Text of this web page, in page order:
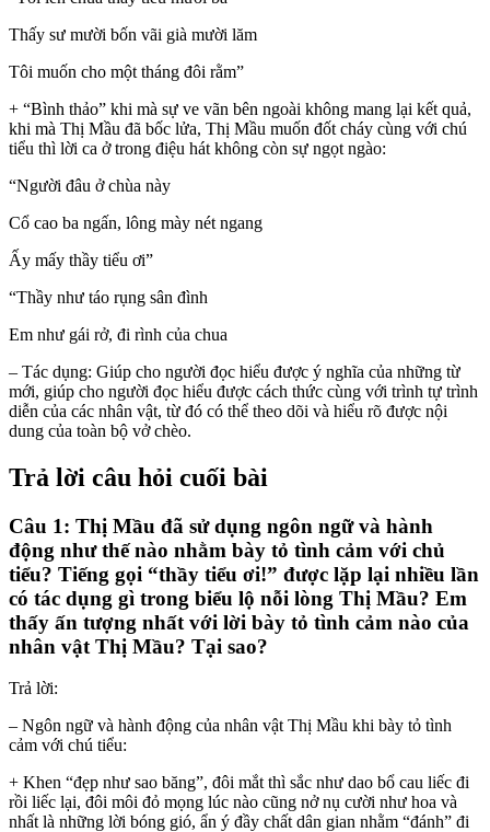
Thấy sư mười bốn vãi già mười lăm
Tôi muốn cho một tháng đôi rằm”
+ “Bình thảo” khi mà sự ve vãn bên ngoài không mang lại kết quả,
khi mà Thị Mầu đã bốc lửa, Thị Mầu muốn đốt cháy cùng với chú
tiểu thì lời ca ở trong điệu hát không còn sự ngọt ngào:
“Người đâu ở chùa này
Cổ cao ba ngấn, lông mày nét ngang
Ấy mấy thầy tiểu ơi”
“Thầy như táo rụng sân đình
Em như gái rở, đi rình của chua
– Tác dụng: Giúp cho người đọc hiểu được ý nghĩa của những từ
mới, giúp cho người đọc hiểu được cách thức cùng với trình tự trình
diễn của các nhân vật, từ đó có thể theo dõi và hiểu rõ được nội
dung của toàn bộ vở chèo.
Trả lời câu hỏi cuối bài
Câu 1: Thị Mầu đã sử dụng ngôn ngữ và hành
động như thế nào nhằm bày tỏ tình cảm với chủ
tiểu? Tiếng gọi “thầy tiểu ơi!” được lặp lại nhiều lần
có tác dụng gì trong biểu lộ nỗi lòng Thị Mầu? Em
thấy ấn tượng nhất với lời bày tỏ tình cảm nào của
nhân vật Thị Mầu? Tại sao?
Trả lời:
– Ngôn ngữ và hành động của nhân vật Thị Mầu khi bày tỏ tình
cảm với chú tiểu:
+ Khen “đẹp như sao băng”, đôi mắt thì sắc như dao bổ cau liếc đi
rồi liếc lại, đôi môi đỏ mọng lúc nào cũng nở nụ cười như hoa và
nhất là những lời bóng gió, ẩn ý đầy chất dân gian nhằm “đánh” đi